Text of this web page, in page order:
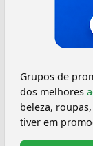
Grupos de
dos melhores
beleza,
tiver em